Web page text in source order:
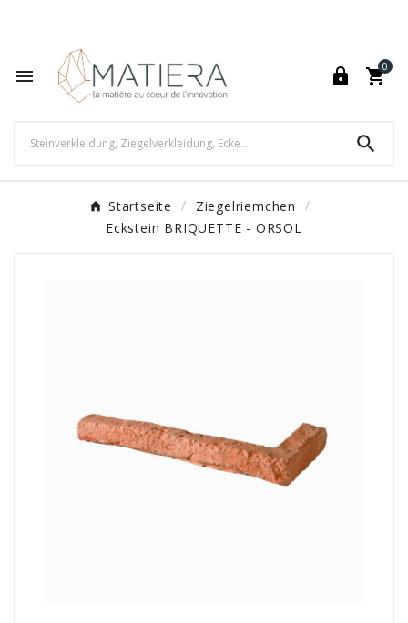
  
0

Startseite
Ziegelriemchen
Eckstein BRIQUETTE - ORSOL